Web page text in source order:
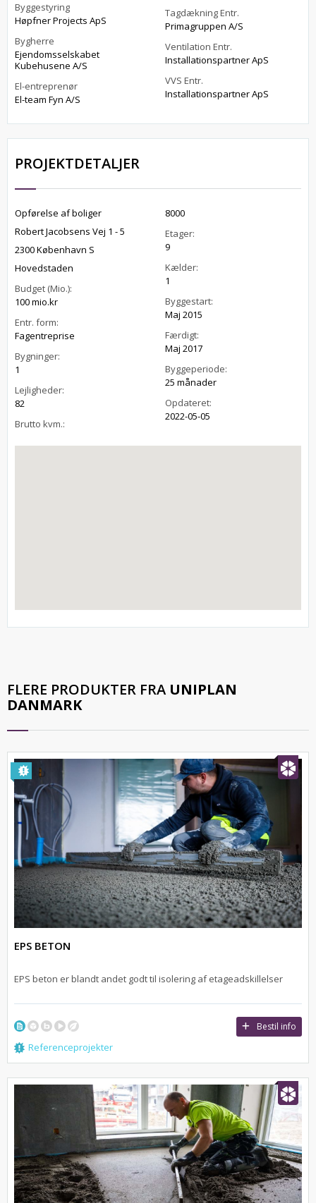
Byggestyring
Høpfner Projects ApS
Bygherre
Ejendomsselskabet
Kubehusene A/S
El-entreprenør
El-team Fyn A/S
Tagdækning Entr.
Primagruppen A/S
Ventilation Entr.
Installationspartner ApS
VVS Entr.
Installationspartner ApS
PROJEKTDETALJER
Opførelse af boliger
Robert Jacobsens Vej 1 - 5
2300 København S
Hovedstaden
Budget (Mio.):
100 mio.kr
Entr. form:
Fagentreprise
Bygninger:
1
Lejligheder:
82
Brutto kvm.:
8000
Etager:
9
Kælder:
1
Byggestart:
Maj 2015
Færdigt:
Maj 2017
Byggeperiode:
25 månader
Opdateret:
2022-05-05
FLERE PRODUKTER FRA UNIPLAN
DANMARK
EPS BETON
EPS beton er blandt andet godt til isolering af etageadskillelser
Bestil info
Referenceprojekter